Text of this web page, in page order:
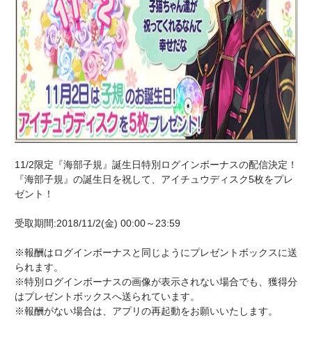
11/2限定『海部子規』誕生日特別ログインボーナスの配信決定！
『海部子規』の誕生日を祝して、アイチュウディスク5枚をプレ
ゼント！
受取期間:2018/11/2(金) 00:00～23:59
※報酬はログインボーナスと同じようにプレゼントボックスに送
られます。
※特別ログインボーナスの画像が表示されない場合でも、獲得分
はプレゼントボックスへ送られています。
※報酬がない場合は、アプリの再起動をお願いいたします。